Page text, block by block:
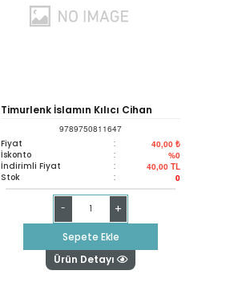
Timurlenk İslamın Kılıcı Cihan
Fatihi
9789750811647
Fiyat : 40,00 ₺
İskonto : %0
İndirimli Fiyat : 40,00 TL
Stok : 0
- +
Sepete Ekle
Ürün Detayı